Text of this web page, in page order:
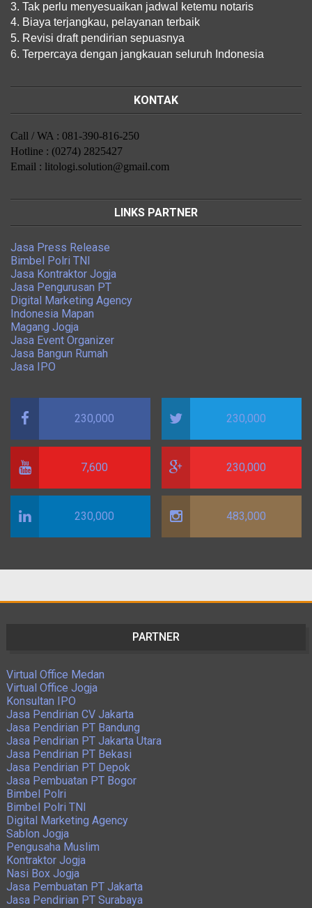
3. Tak perlu menyesuaikan jadwal ketemu notaris
4. Biaya terjangkau, pelayanan terbaik
5. Revisi draft pendirian sepuasnya
6. Terpercaya dengan jangkauan seluruh Indonesia
KONTAK
Call / WA : 081-390-816-250
Hotline : (0274) 2825427
Email : litologi.solution@gmail.com
LINKS PARTNER
Jasa Press Release
Bimbel Polri TNI
Jasa Kontraktor Jogja
Jasa Pengurusan PT
Digital Marketing Agency
Indonesia Mapan
Magang Jogja
Jasa Event Organizer
Jasa Bangun Rumah
Jasa IPO
230,000 230,000
7,600 230,000
230,000 483,000
PARTNER
Virtual Office Medan
Virtual Office Jogja
Konsultan IPO
Jasa Pendirian CV Jakarta
Jasa Pendirian PT Bandung
Jasa Pendirian PT Jakarta Utara
Jasa Pendirian PT Bekasi
Jasa Pendirian PT Depok
Jasa Pembuatan PT Bogor
Bimbel Polri
Bimbel Polri TNI
Digital Marketing Agency
Sablon Jogja
Pengusaha Muslim
Kontraktor Jogja
Nasi Box Jogja
Jasa Pembuatan PT Jakarta
Jasa Pendirian PT Surabaya